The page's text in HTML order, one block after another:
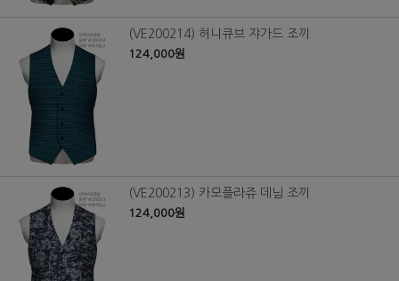
(VE200214) 허니큐브 쟈가드 조끼
124,000원
(VE200213) 카모플라쥬 데님 조끼
124,000원